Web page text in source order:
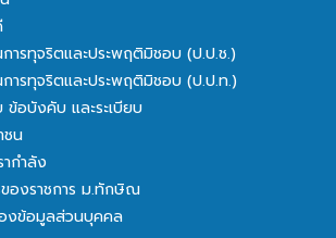
การทุจริตและประพฤติมิชอบ (ป.ป.ช.)
การทุจริตและประพฤติมิชอบ (ป.ป.ท.)
อบังคับ และระเบียบ
ชน
กำลัง
องราชการ ม.ทักษิณ
งข้อมูลส่วนบุคคล